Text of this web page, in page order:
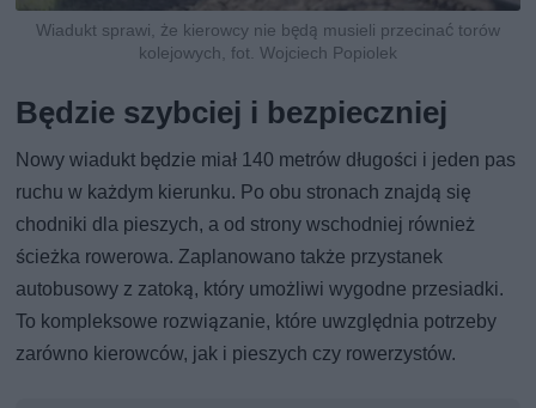
Wiadukt sprawi, że kierowcy nie będą musieli przecinać torów
kolejowych, fot. Wojciech Popiolek
Będzie szybciej i bezpieczniej
Nowy wiadukt będzie miał 140 metrów długości i jeden pas
ruchu w każdym kierunku. Po obu stronach znajdą się
chodniki dla pieszych, a od strony wschodniej również
ścieżka rowerowa. Zaplanowano także przystanek
autobusowy z zatoką, który umożliwi wygodne przesiadki.
To kompleksowe rozwiązanie, które uwzględnia potrzeby
zarówno kierowców, jak i pieszych czy rowerzystów.